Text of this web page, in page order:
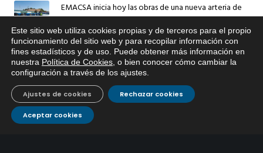
EMACSA inicia hoy las obras de una nueva arteria de
abastecimiento y una red de agua no potable en
Ingeniero Ruiz de Azúa
13 julio, 2026
Caracterización ZA Córdoba Red Quemadas- 1ª Sem
2026
9 julio, 2026
Caracterización ZA Córdoba Red Carrera Caballo-1º
Sem 2026
9 julio, 2026
Este sitio web utiliza cookies propias y de terceros para el propio
funcionamiento del sitio web y para recopilar información con
fines estadísticos y de uso. Puede obtener más información en
nuestra Política de Cookies , o bien conocer cómo cambiar la
configuración a través de los ajustes
Aceptar cookies
Rechazar cookies
Ajustes de cookies
Si tiene cualquier duda sobre
EMACSA, haga click abajo.